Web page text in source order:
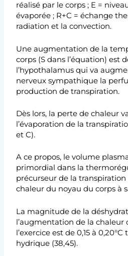
réalisé par le corps ; E =
évaporée ; R+C = échange
radiation et la convection.
Une augmentation de la
corps (S dans l’équation) est
l’hypothalamus qui va
nerveux sympathique la
production de transpiration.
Dès lors, la perte de chaleur
l’évaporation de la
et C).
A ce propos, le volume
primordial dans la
précurseur de la
chaleur du noyau du corps à
La magnitude de la
l’augmentation de la chaleur
l’exercice est de 0,15 à
hydrique (38,45).